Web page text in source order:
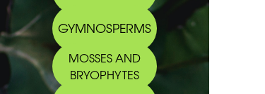
GYMNOSPERMS
MOSSES AND
BRYOPHYTES